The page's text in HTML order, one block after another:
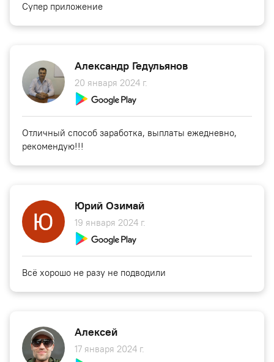
Супер приложение
Александр Гедульянов
20 января 2024 г.
Отличный способ заработка, выплаты ежедневно,
рекомендую!!!
Юрий Озимай
19 января 2024 г.
Всё хорошо не разу не подводили
Алексей
17 января 2024 г.